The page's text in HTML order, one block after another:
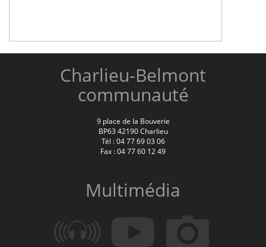
Charlieu-Belmont
communauté
9 place de la Bouverie
BP63 42190 Charlieu
Tél : 04 77 69 03 06
Fax : 04 77 60 12 49
Multimédia